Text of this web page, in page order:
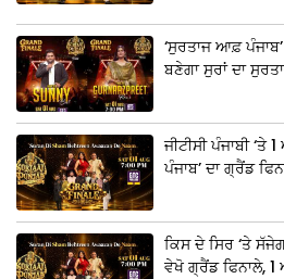
‘ਸੁਰਤਾਜ ਆਫ਼
ਬਣੇਗਾ ਸੁਰਾਂ ਦਾ
ਜੀਟੀਸੀ ਪੰਜਾਬੀ
ਪੰਜਾਬ’ ਦਾ ਗ੍ਰੈਂਡ
ਕਿਸ ਦੇ ਸਿਰ ‘ਤੇ
ਵੇਖੋ ਗ੍ਰੈਂਡ ਫਿਨਾਲੇ, 1